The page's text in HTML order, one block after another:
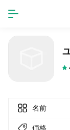
名前
価格